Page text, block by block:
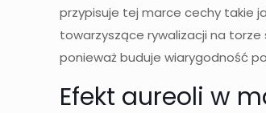
przypisuje tej marce cechy takie
towarzyszące rywalizacji na torze
ponieważ buduje wiarygodność
Efekt aureoli w